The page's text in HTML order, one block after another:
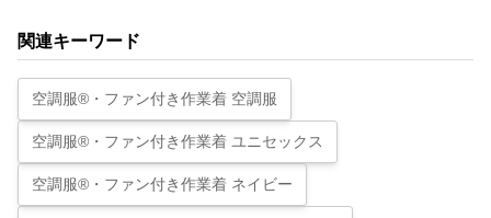
関連キーワード
空調服®・ファン付き作業着 空調服
空調服®・ファン付き作業着 ユニセックス
空調服®・ファン付き作業着 ネイビー